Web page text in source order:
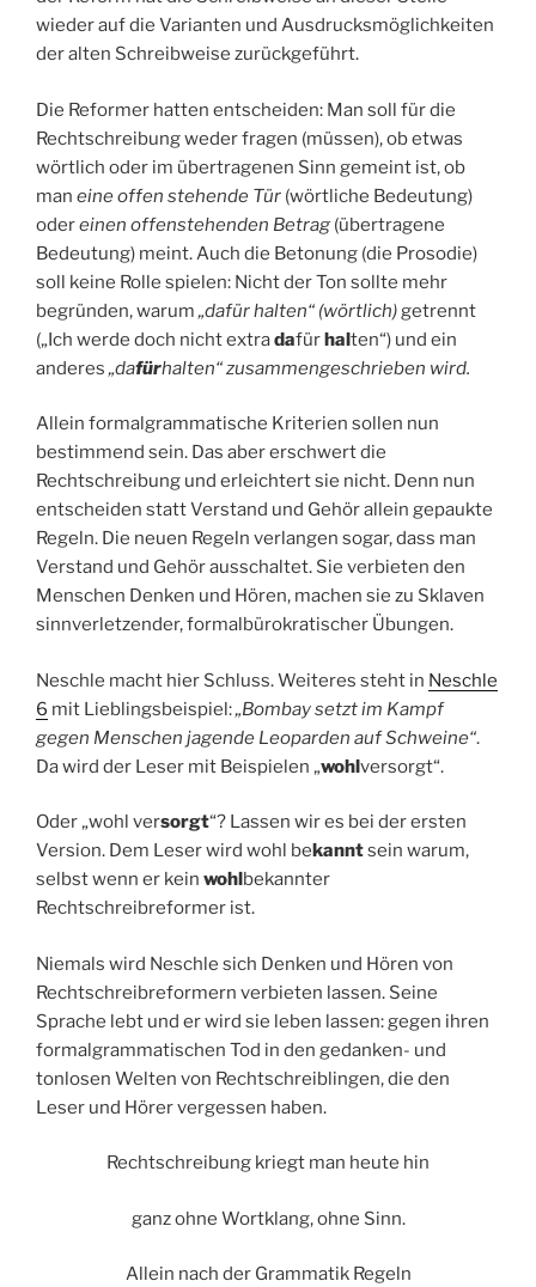
wieder auf die Varianten und Ausdrucksmöglichkeiten
der alten Schreibweise zurückgeführt.
Die Reformer hatten entscheiden: Man soll für die
Rechtschreibung weder fragen (müssen), ob etwas
wörtlich oder im übertragenen Sinn gemeint ist, ob
man eine offen stehende Tür (wörtliche Bedeutung)
odereinen offenstehenden Betrag (übertragene
Bedeutung) meint. Auch die Betonung (die Prosodie)
soll keine Rolle spielen: Nicht der Ton sollte mehr
begründen, warum„dafür halten“ (wörtlich)getrennt
(„Ich werde doch nicht extradafürhalten“) und ein
anderes„dafürhalten“ zusammengeschrieben wird.
Allein formalgrammatische Kriterien sollen nun
bestimmend sein. Das aber erschwert die
Rechtschreibung und erleichtert sie nicht. Denn nun
entscheiden statt Verstand und Gehör allein gepaukte
Regeln. Die neuen Regeln verlangen sogar, dass man
Verstand und Gehör ausschaltet. Sie verbieten den
Menschen Denken und Hören, machen sie zu Sklaven
sinnverletzender, formalbürokratischer Übungen.
Neschle macht hier Schluss. Weiteres steht in Neschle
6 mit Lieblingsbeispiel:„Bombay setzt im Kampf
gegen Menschen jagende Leoparden auf Schweine“.
Da wird der Leser mit Beispielen „wohlversorgt“.
Oder „wohl versorgt“? Lassen wir es bei der ersten
Version. Dem Leser wird wohl bekanntsein warum,
selbst wenn er kein wohlbekannter
Rechtschreibreformer ist.
Niemals wird Neschle sich Denken und Hören von
Rechtschreibreformern verbieten lassen. Seine
Sprache lebt und er wird sie leben lassen: gegen ihren
formalgrammatischen Tod in den gedanken- und
tonlosen Welten von Rechtschreiblingen, die den
Leser und Hörer vergessen haben.
Rechtschreibung kriegt man heute hin
ganz ohne Wortklang, ohne Sinn.
Allein nach der Grammatik Regeln